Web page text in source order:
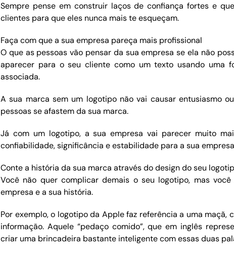
Sempre pense em construir laços de confiança fortes e
clientes para que eles nunca mais te esqueçam.
Faça com que a sua empresa pareça mais profissional
O que as pessoas vão pensar da sua empresa se ela não
aparecer para o seu cliente como um texto usando uma
associada.
A sua marca sem um logotipo não vai causar entusiasmo
pessoas se afastem da sua marca.
Já com um logotipo, a sua empresa vai parecer muito
confiabilidade, significância e estabilidade para a sua
Conte a história da sua marca através do design do seu
Você não quer complicar demais o seu logotipo, mas
empresa e a sua história.
Por exemplo, o logotipo da Apple faz referência a uma maçã,
informação. Aquele “pedaço comido”, que em inglês
criar uma brincadeira bastante inteligente com essas duas